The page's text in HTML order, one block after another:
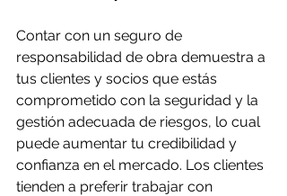
Contar con un seguro de
responsabilidad de obra demuestra a
tus clientes y socios que estás
comprometido con la seguridad y la
gestión adecuada de riesgos, lo cual
puede aumentar tu credibilidad y
confianza en el mercado. Los clientes
tienden a preferir trabajar con